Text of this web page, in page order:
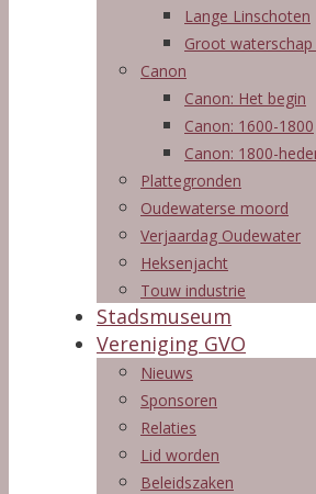
Lange Linschoten
Groot
Canon
Canon: Het begin
Canon: 1600-1800
Canon: 1800-
Plattegronden
Oudewaterse moord
Verjaardag Oudewater
Heksenjacht
Touw industrie
Stadsmuseum
Vereniging GVO
Nieuws
Sponsoren
Relaties
Lid worden
Beleidszaken